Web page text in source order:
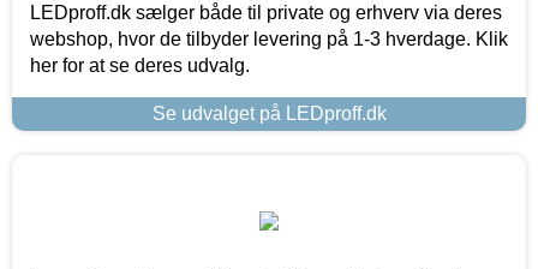
LEDproff.dk sælger både til private og erhverv via deres
webshop, hvor de tilbyder levering på 1-3 hverdage. Klik
her for at se deres udvalg.
Se udvalget på LEDproff.dk